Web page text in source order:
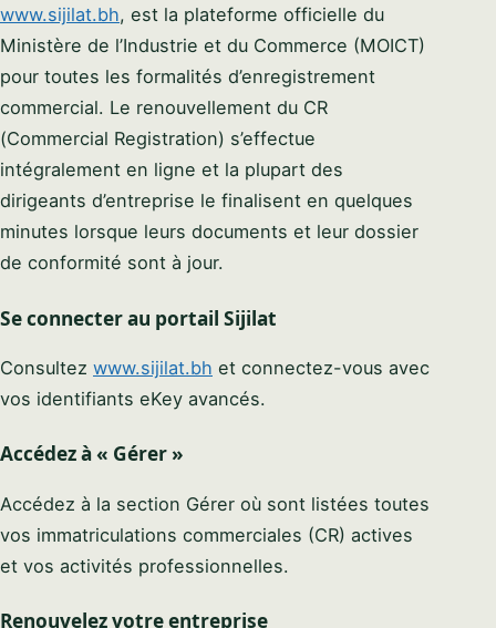
www.sijilat.bh, est la plateforme officielle du
Ministère de l’Industrie et du Commerce (MOICT)
pour toutes les formalités d’enregistrement
commercial. Le renouvellement du CR
(Commercial Registration) s’effectue
intégralement en ligne et la plupart des
dirigeants d’entreprise le finalisent en quelques
minutes lorsque leurs documents et leur dossier
de conformité sont à jour.
Se connecter au portail Sijilat
Consultez www.sijilat.bh et connectez-vous avec
vos identifiants eKey avancés.
Accédez à « Gérer »
Accédez à la section Gérer où sont listées toutes
vos immatriculations commerciales (CR) actives
et vos activités professionnelles.
Renouvelez votre entreprise